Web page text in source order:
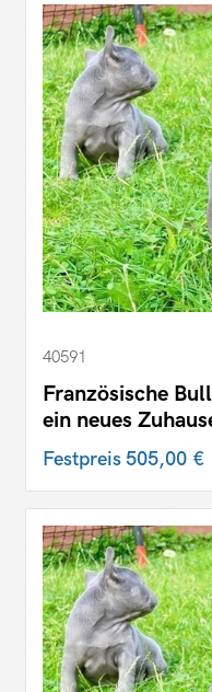
40591
Französische
ein neues
Festpreis505,00 €